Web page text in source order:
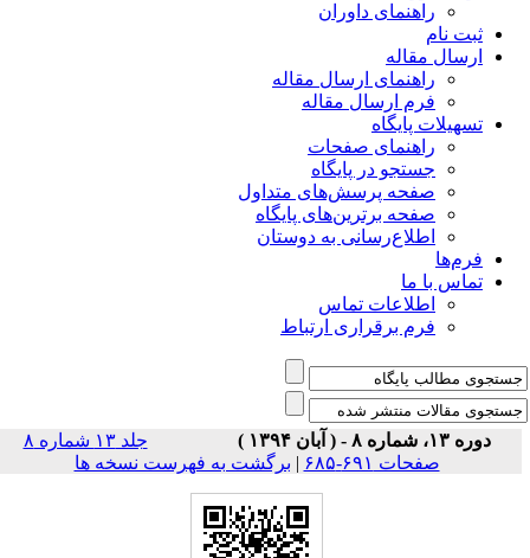
راهنمای داوران
ثبت نام
ارسال مقاله
راهنمای ارسال مقاله
فرم ارسال مقاله
تسهیلات پایگاه
راهنمای صفحات
جستجو در پایگاه
صفحه پرسش‌های متداول
صفحه برترین‌های پایگاه
اطلاع‌رسانی به دوستان
فرم‌ها
تماس با ما
اطلاعات تماس
فرم برقراری ارتباط
دوره ۱۳، شماره ۸ - ( آبان ۱۳۹۴ )
جلد ۱۳ شماره ۸
صفحات ۶۹۱-۶۸۵
| برگشت به فهرست نسخه ها